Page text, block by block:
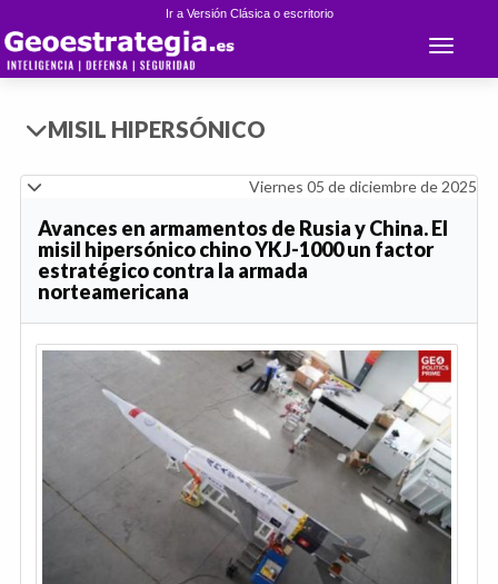
Ir a Versión Clásica o escritorio
Toggle
MISIL HIPERSÓNICO
Viernes 05 de diciembre de 2025
Avances en armamentos de Rusia y China. El
misil hipersónico chino YKJ-1000 un factor
estratégico contra la armada
norteamericana